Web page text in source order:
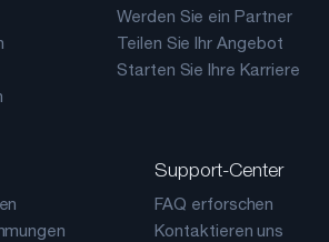
Werden Sie ein Partner
Teilen Sie Ihr Angebot
Starten Sie Ihre Karriere
Support-Center
FAQ erforschen
Kontaktieren uns